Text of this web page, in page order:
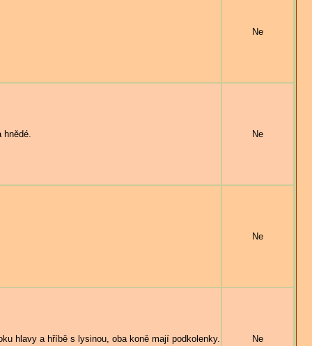
Ne
Ne
Ne
hlavy a hříbě s lysinou, oba koně mají podkolenky. Ne